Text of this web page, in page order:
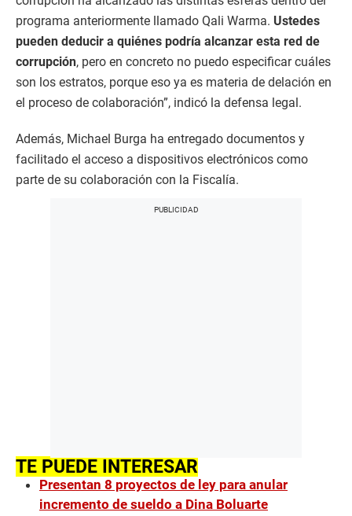
programa anteriormente llamado Qali Warma. Ustedes
pueden deducir a quiénes podría alcanzar esta red de
corrupción, pero en concreto no puedo especificar cuáles
son los estratos, porque eso ya es materia de delación en
el proceso de colaboración”, indicó la defensa legal.
Además, Michael Burga ha entregado documentos y
facilitado el acceso a dispositivos electrónicos como
parte de su colaboración con la Fiscalía.
TE PUEDE INTERESAR
Presentan 8 proyectos de ley para anular
incremento de sueldo a Dina Boluarte